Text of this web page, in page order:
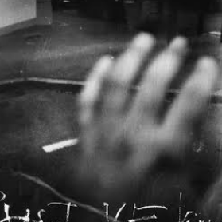
NEWS
HAGEBA BOYS 2026
2026.07.31